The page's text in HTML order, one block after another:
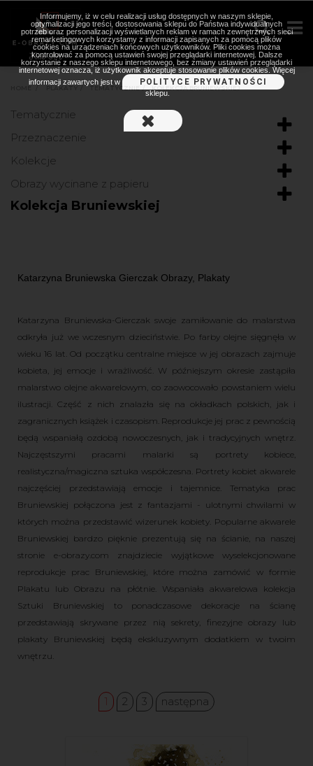
PLAKATY > TEMATYCZNIE
Tematycznie
Przeznaczenie
Kolekcje
Obrazy wycinane z papieru
Kolekcja Bruniewskiej
Katarzyna Bruniewska Gierczak Obrazy, Plakaty
Katarzyna Bruniewska-Gierczak swoje zamiłowanie do malarstwa
odkryła już we wczesnym dzieciństwie. Po farby olejne sięgnęła w
wieku 16 lat. Od początku centralne miejsce w jej obrazach zajmuje
kobieta, jej emocje i wrażliwość. W późniejszym okresie zastąpiła
malarstwo olejne akwarelowym, co zaowocowało powstaniem wielu
ilustracji. Część z nich znalazła się na okładkach polskich, jak i
zagranicznych książek i czasopism. Reprodukcje jej prac z pewnością
będą wspaniałą ozdobą nowoczesnych, jak i tradycyjnych wnętrz.
Najczęstszymi pracami malarki są portrety kobiece,
realistyczna/magiczna sztuka współczesna. Portrety kobiet akwarele
najczęściej przedstawiają emocje i tajemnice. Tematyka prac
Bruniewskiej połączona jest z fantazjami - ulotnymi chwilami w
których można przedstawić wizerunek kobiety. Popularne akwarele
Bruniewskiej bardzo pięknie prezentują się na ścianie, na naszej
stronie e-obrazy.com znajdziecie wyjątkowe wyselekcjonowane
reprodukcje prac Bruniewskiej, które można zamówić w formie
Plakatu lub Obrazu na płótnie. Wspaniała akwarelowa kolekcja
Sztuki Bruniewskiej to ponadczasowe dekoracje na ścianę
przedstawiają skrywane przez nią sekrety, finezyjne obrazy lub
plakaty Bruniewskiej będą ekskluzywnym dodatkiem w twoim
wnętrzu.
1 2 3 następna
Informujemy, iż w celu realizacji usług dostępnych w naszym sklepie,
optymalizacji jego treści, dostosowania sklepu do Państwa indywidualnych
potrzeb oraz personalizacji wyświetlanych reklam w ramach zewnętrznych sieci
remarketingowych korzystamy z informacji zapisanych za pomocą plików
cookies na urządzeniach końcowych użytkowników. Pliki cookies można
kontrolować za pomocą ustawień swojej przeglądarki internetowej. Dalsze
korzystanie z naszego sklepu internetowego, bez zmiany ustawień przeglądarki
internetowej oznacza, iż użytkownik akceptuje stosowanie plików cookies. Więcej
informacji zawartych jest w
POLITYCE PRYWATNOŚCI
sklepu.